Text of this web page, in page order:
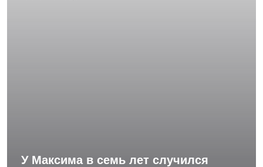
У Максима в семь лет случился